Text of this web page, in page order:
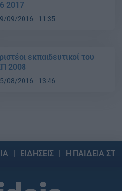
2017
09/2016 - 11:35
εκπαιδευτικοί του
2008
08/2016 - 13:46
ΕΙΔΗΣΕΙΣ Η ΠΑΙΔΕΙΑ